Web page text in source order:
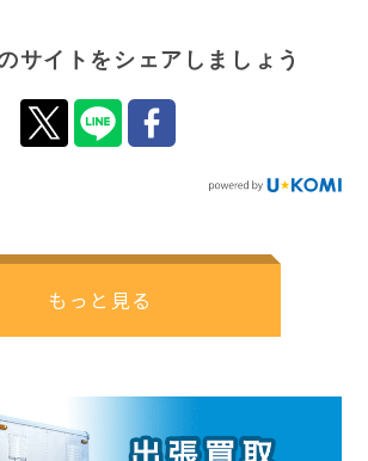
サイトをシェアしましょう
もっと見る